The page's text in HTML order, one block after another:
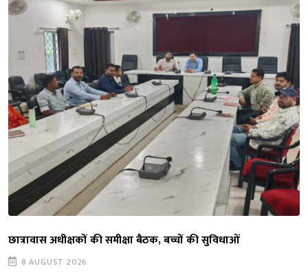
छात्रावास अधीक्षकों की समीक्षा बैठक, बच्चों की सुविधाओं
8 AUGUST 2026